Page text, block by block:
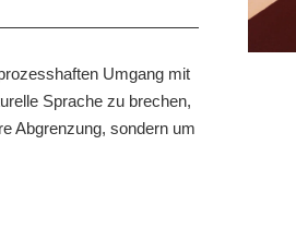
Umgang mit
Sprache zu brechen,
Abgrenzung, sondern um